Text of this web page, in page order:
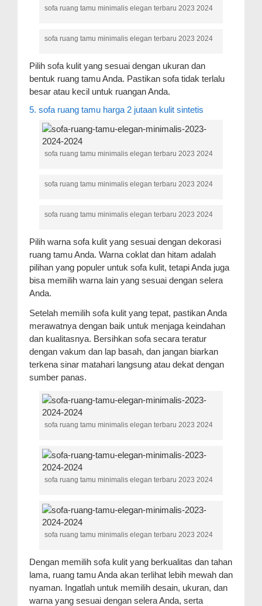
sofa ruang tamu minimalis elegan terbaru 2023 2024
sofa ruang tamu minimalis elegan terbaru 2023 2024
Pilih sofa kulit yang sesuai dengan ukuran dan
bentuk ruang tamu Anda. Pastikan sofa tidak terlalu
besar atau kecil untuk ruangan Anda.
5. sofa ruang tamu harga 2 jutaan kulit sintetis
sofa ruang tamu minimalis elegan terbaru 2023 2024
sofa ruang tamu minimalis elegan terbaru 2023 2024
sofa ruang tamu minimalis elegan terbaru 2023 2024
Pilih warna sofa kulit yang sesuai dengan dekorasi
ruang tamu Anda. Warna coklat dan hitam adalah
pilihan yang populer untuk sofa kulit, tetapi Anda juga
bisa memilih warna lain yang sesuai dengan selera
Anda.
Setelah memilih sofa kulit yang tepat, pastikan Anda
merawatnya dengan baik untuk menjaga keindahan
dan kualitasnya. Bersihkan sofa secara teratur
dengan vakum dan lap basah, dan jangan biarkan
terkena sinar matahari langsung atau dekat dengan
sumber panas.
sofa ruang tamu minimalis elegan terbaru 2023 2024
sofa ruang tamu minimalis elegan terbaru 2023 2024
sofa ruang tamu minimalis elegan terbaru 2023 2024
Dengan memilih sofa kulit yang berkualitas dan tahan
lama, ruang tamu Anda akan terlihat lebih mewah dan
nyaman. Ingatlah untuk memilih desain, ukuran, dan
warna yang sesuai dengan selera Anda, serta